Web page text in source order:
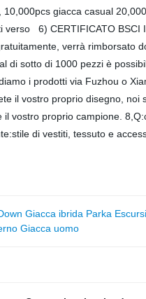
giacca casual
6) CERTIFICATO BSCI
verrà rimborsato
sotto di 1000 pezzi è
i prodotti via Fuzhou o
il vostro proprio disegno,
vostro proprio campione.
di vestiti, tessuto e
Giacca ibrida Parka
Giacca uomo